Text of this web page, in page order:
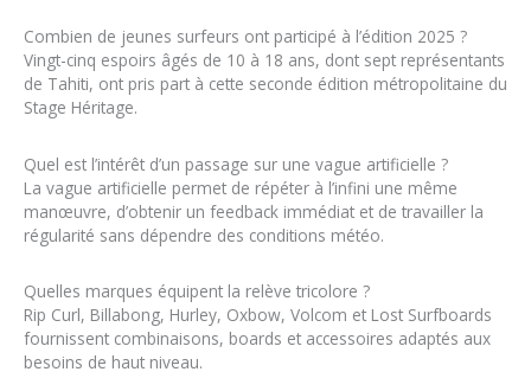
Combien de jeunes surfeurs ont participé à l’édition 2025 ?
Vingt-cinq espoirs âgés de 10 à 18 ans, dont sept représentants
de Tahiti, ont pris part à cette seconde édition métropolitaine du
Stage Héritage.
Quel est l’intérêt d’un passage sur une vague artificielle ?
La vague artificielle permet de répéter à l’infini une même
manœuvre, d’obtenir un feedback immédiat et de travailler la
régularité sans dépendre des conditions météo.
Quelles marques équipent la relève tricolore ?
Rip Curl, Billabong, Hurley, Oxbow, Volcom et Lost Surfboards
fournissent combinaisons, boards et accessoires adaptés aux
besoins de haut niveau.